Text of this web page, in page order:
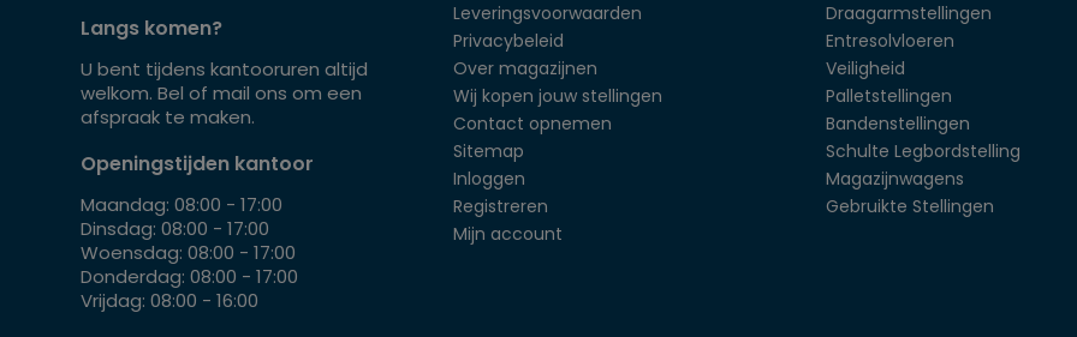
Langs komen?
U bent tijdens kantooruren altijd
welkom. Bel of mail ons om een
afspraak te maken.
Openingstijden kantoor
Maandag: 08:00 - 17:00
Dinsdag: 08:00 - 17:00
Woensdag: 08:00 - 17:00
Donderdag: 08:00 - 17:00
Vrijdag: 08:00 - 16:00
Leveringsvoorwaarden
Privacybeleid
Over magazijnen
Wij kopen jouw stellingen
Contact opnemen
Sitemap
Inloggen
Registreren
Mijn account
Draagarmstellingen
Entresolvloeren
Veiligheid
Palletstellingen
Bandenstellingen
Schulte Legbordstelling
Magazijnwagens
Gebruikte Stellingen